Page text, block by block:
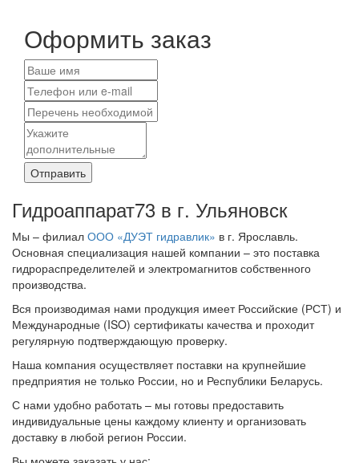
Оформить заказ
Отправить
Гидроаппарат73 в г. Ульяновск
Мы – филиал ООО «ДУЭТ гидравлик» в г. Ярославль.
Основная специализация нашей компании – это поставка
гидрораспределителей и электромагнитов собственного
производства.
Вся производимая нами продукция имеет Российские (РСТ) и
Международные (ISO) сертификаты качества и проходит
регулярную подтверждающую проверку.
Наша компания осуществляет поставки на крупнейшие
предприятия не только России, но и Республики Беларусь.
С нами удобно работать – мы готовы предоставить
индивидуальные цены каждому клиенту и организовать
доставку в любой регион России.